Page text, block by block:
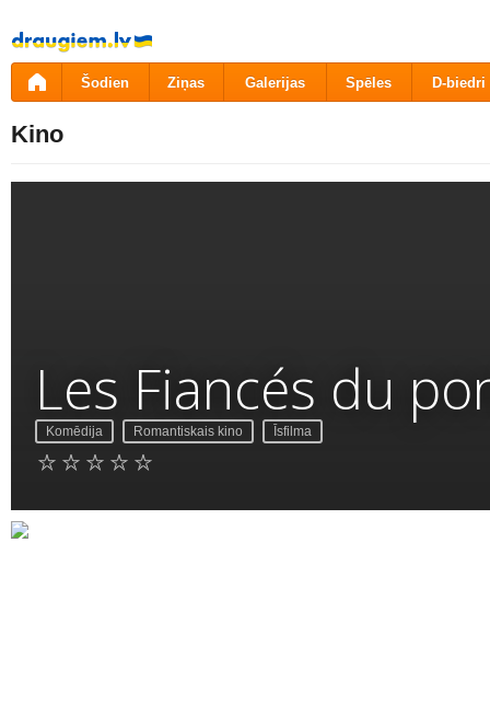
Pāriet
uz
saturu
Šodien Ziņas Galerijas Spēles D-biedri
Kino
Les Fiancés du
Komēdija Romantiskais kino Īsfilma